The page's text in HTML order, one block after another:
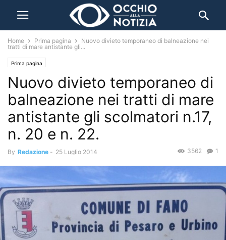
Home Prima pagina
Nuovo divieto temporaneo di balneazione nei
tratti di mare antistante gli...
Prima pagina
Nuovo divieto temporaneo di
balneazione nei tratti di mare
antistante gli scolmatori n.17,
n. 20 e n. 22.
By Redazione - 25 Luglio 2014 1
3562